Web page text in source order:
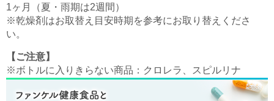
1ヶ月（夏・雨期は2週間）
※乾燥剤はお取替え目安時期を参考にお取り替えくださ
い。
【ご注意】
※ボトルに入りきらない商品：クロレラ、スピルリナ